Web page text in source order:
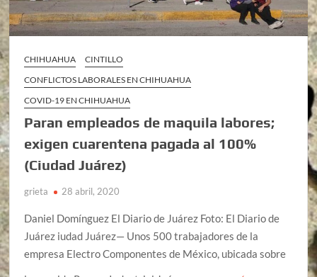
CHIHUAHUA
CINTILLO
CONFLICTOS LABORALES EN CHIHUAHUA
COVID-19 EN CHIHUAHUA
Paran empleados de maquila labores;
exigen cuarentena pagada al 100%
(Ciudad Juárez)
grieta 28 abril, 2020
Daniel Domínguez El Diario de Juárez Foto: El Diario de
Juárez iudad Juárez— Unos 500 trabajadores de la
empresa Electro Componentes de México, ubicada sobre